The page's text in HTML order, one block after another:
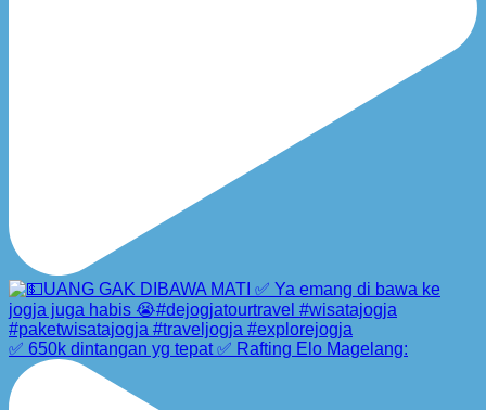
✅ 650k dintangan yg tepat ✅ Rafting Elo Magelang: